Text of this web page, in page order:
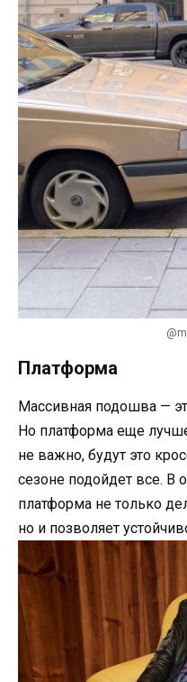
Платформа
Массивная подошва —
Но платформа еще
не важно, будут это
сезоне подойдет все. В
платформа не только
но и позволяет